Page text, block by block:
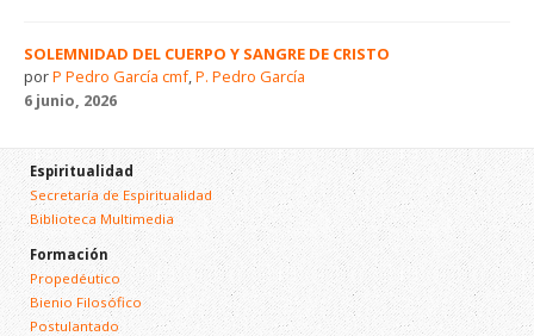
SOLEMNIDAD DEL CUERPO Y SANGRE DE CRISTO
porP Pedro García cmf,P. Pedro García
6 junio, 2026
Espiritualidad
Secretaría de Espiritualidad
Biblioteca Multimedia
Formación
Propedéutico
Bienio Filosófico
Postulantado